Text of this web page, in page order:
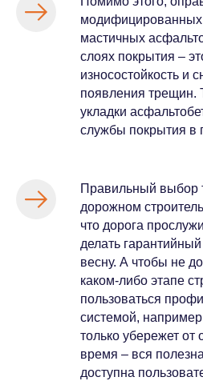
мастичных
слоях покрытия –
износостойкость и
появления трещин.
укладки
службы покрытия в
Правильный выбор
дорожном
что дорога
делать
весну. А чтобы не
каком-либо этапе
пользоваться
системой,
только убережет от
время – вся
доступна